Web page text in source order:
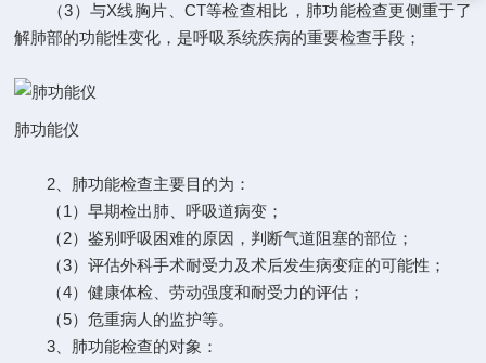
（3）与X线胸片、CT等检查相比，肺功能检查更侧重于了
解肺部的功能性变化，是呼吸系统疾病的重要检查手段；
肺功能仪
2、肺功能检查主要目的为：
（1）早期检出肺、呼吸道病变；
（2）鉴别呼吸困难的原因，判断气道阻塞的部位；
（3）评估外科手术耐受力及术后发生病变症的可能性；
（4）健康体检、劳动强度和耐受力的评估；
（5）危重病人的监护等。
3、肺功能检查的对象：